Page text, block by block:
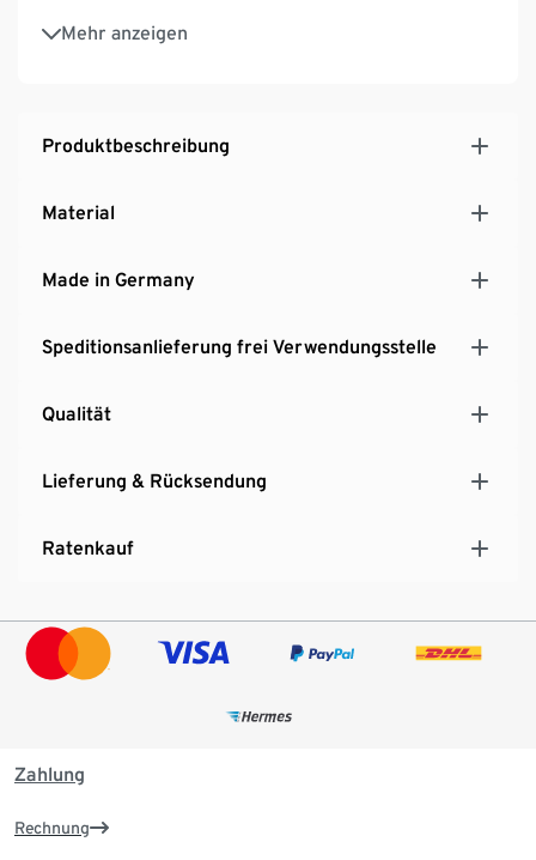
Mehr anzeigen
Mit Siphonausschnitt
Hersteller: Germania
Produktbeschreibung
Material
Made in Germany
Speditionsanlieferung frei Verwendungsstelle
Qualität
Lieferung & Rücksendung
Ratenkauf
Zahlung
Rechnung